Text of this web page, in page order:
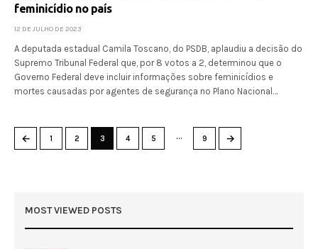
feminicídio no país
12 DE JULHO DE 2023
A deputada estadual Camila Toscano, do PSDB, aplaudiu a decisão do
Supremo Tribunal Federal que, por 8 votos a 2, determinou que o
Governo Federal deve incluir informações sobre feminicídios e
mortes causadas por agentes de segurança no Plano Nacional…
← 1 2 3 4 5 … 9 →
MOST VIEWED POSTS